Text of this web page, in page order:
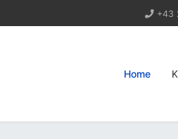
+43
Home